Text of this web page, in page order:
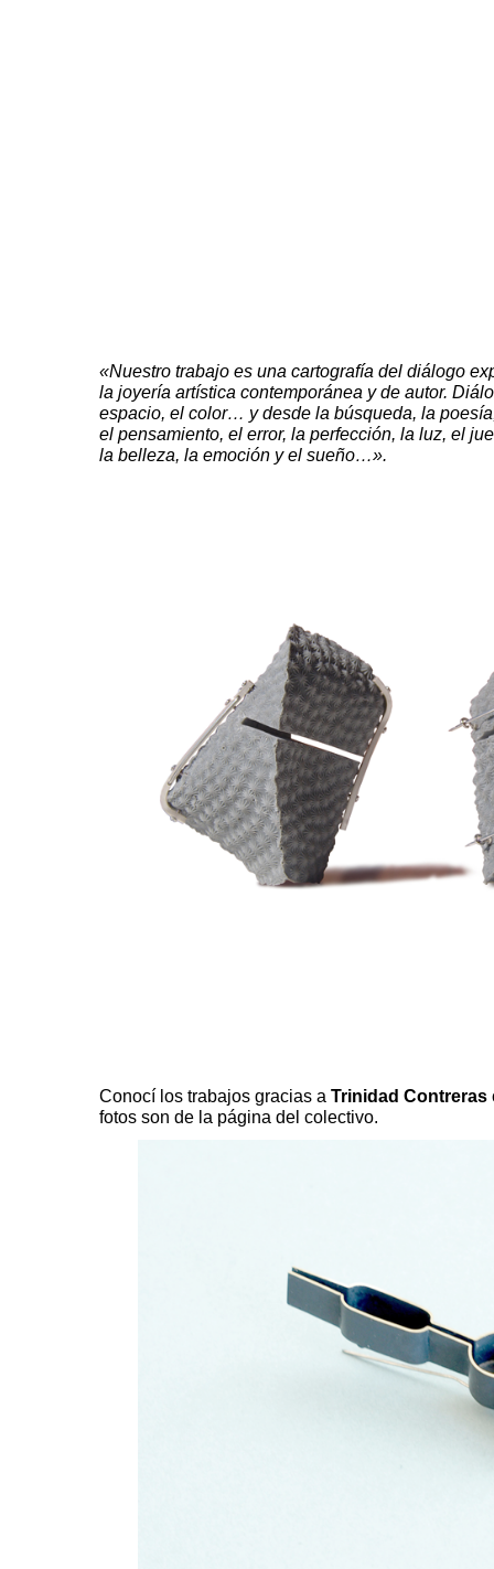
«Nuestro trabajo es una cartografía del diálogo
la joyería artística contemporánea y de autor.
espacio, el color… y desde la búsqueda, la
el pensamiento, el error, la perfección, la luz, el
la belleza, la emoción y el sueño…».
Conocí los trabajos gracias a Trinidad Contreras
fotos son de la página del colectivo.